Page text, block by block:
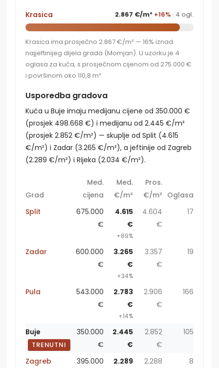
Krasica 2.867 €/m² +16% · 4 ogl.
Krasica ima prosječno 2.867 €/m² — 16% iznad
najjeftinijeg dijela grada (Momjan). U uzorku je 4
oglasa za kuća, s prosječnom cijenom od 275.000 €
i površinom oko 110,8 m².
Usporedba gradova
Kuća u Buje imaju medijanu cijene od 350.000 €
(prosjek 498.668 €) i medijanu od 2.445 €/m²
(prosjek 2.852 €/m²) — skuplje od Split (4.615
€/m²) i Zadar (3.265 €/m²), a jeftinije od Zagreb
(2.289 €/m²) i Rijeka (2.034 €/m²).
Grad
Med.
cijena
Med.
€/m²
Pros.
€/m² Oglasa
Split
675.000
€
4.615
€
+89%
4.604
€
17
Zadar
600.000
€
3.265
€
+34%
3.357
€
19
Pula
543.000
€
2.783
€
+14%
2.906
€
166
Buje
TRENUTNI
350.000
€
2.445
€
2.852
€
105
Zagreb
395.000
2.289
2.288
8